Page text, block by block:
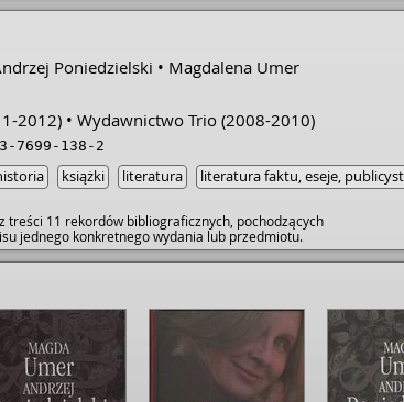
Poniedzielski Magdalena Umer
2012) Wydawnictwo Trio (2008-2010)
7699-138-2
książki literatura literatura faktu, eseje,
treści 11 rekordów bibliograficznych, pochodzących
jednego konkretnego wydania lub przedmiotu.